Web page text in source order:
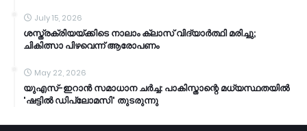
July 15, 2026
ശസ്ത്രക്രിയയ്ക്കിടെ നാലാം ക്ലാസ് വിദ്യാർത്ഥി മരിച്ചു;
ചികിത്സാ പിഴവെന്ന് ആരോപണം
May 22, 2026
യുഎസ്-ഇറാൻ സമാധാന ചർച്ച: പാകിസ്താന്റെ മധ്യസ്ഥതയിൽ
'ഷട്ടിൽ ഡിപ്ലോമസി' തുടരുന്നു